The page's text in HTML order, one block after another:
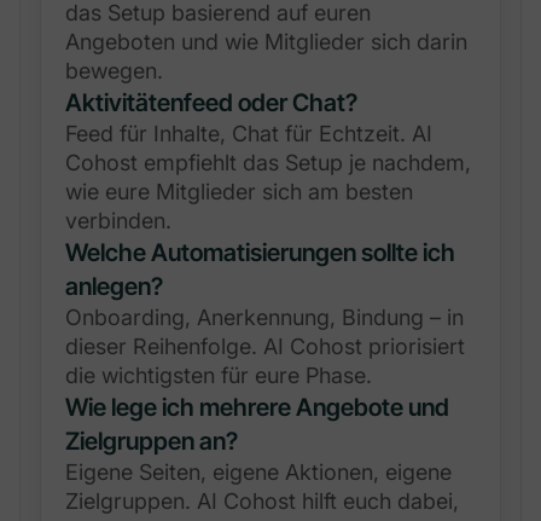
das Setup basierend auf euren
Angeboten und wie Mitglieder sich darin
bewegen.
Aktivitätenfeed oder Chat?
Feed für Inhalte, Chat für Echtzeit. AI
Cohost empfiehlt das Setup je nachdem,
wie eure Mitglieder sich am besten
verbinden.
Welche Automatisierungen sollte ich
anlegen?
Onboarding, Anerkennung, Bindung – in
dieser Reihenfolge. AI Cohost priorisiert
die wichtigsten für eure Phase.
Wie lege ich mehrere Angebote und
Zielgruppen an?
Eigene Seiten, eigene Aktionen, eigene
Zielgruppen. AI Cohost hilft euch dabei,